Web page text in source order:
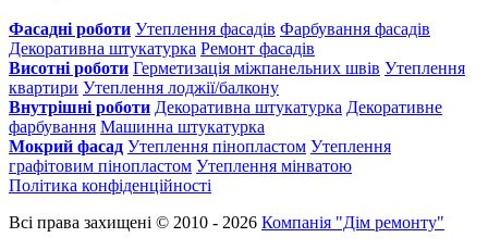
Фасадні роботи Утеплення фасадів Фарбування фасадів
Декоративна штукатурка Ремонт фасадів
Висотні роботи Герметизація міжпанельних швів Утеплення
квартири Утеплення лоджії/балкону
Внутрішні роботи Декоративна штукатурка Декоративне
фарбування Машинна штукатурка
Мокрий фасад Утеплення пінопластом Утеплення
графітовим пінопластом Утеплення мінватою
Політика конфіденційності
Всі права захищені © 2010 - 2026 Компанія "Дім ремонту"